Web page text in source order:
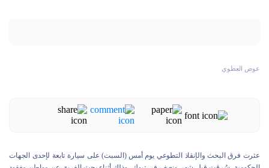
عوض العطوي
عثرت فرق البحث والإنقاذ التطوعي يوم أمس (السبت) على سيارة تابعة لإحدى الجهات